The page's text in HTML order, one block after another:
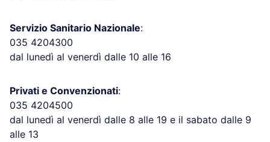
Servizio Sanitario Nazionale:
035 4204300
dal lunedì al venerdì dalle 10 alle 16
Privati e Convenzionati:
035 4204500
dal lunedì al venerdì dalle 8 alle 19 e il sabato dalle 9
alle 13